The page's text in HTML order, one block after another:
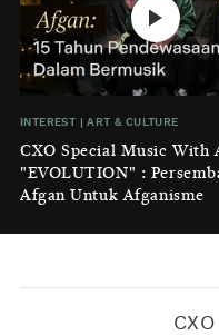
No
BY
INTEREST |ART & CULTURE
CXO Special Music With
"EVOLUTION" :
Afgan Untuk Afganisme